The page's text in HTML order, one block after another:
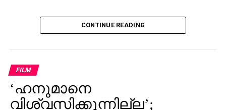
ശബരിമല സ്വര്‍ണക്കൊള്ളയില്‍ മുഖ്യമന്ത്രി
പിണറായി വിജയന്‍ എന്തുകൊണ്ട് മൗനം പാലിക്കുന്നു.
പാര്‍ട്ടിക്ക് ഒരു കുഴപ്പവുമില്ലെന്ന് പറയാന്‍ എം.വി
ഗോവിന്ദന് മാത്രമേ കഴിയൂവെന്നും വി.ഡി സതീശന്‍
പരിഹസിച്ചു. എന്തുകൊണ്ട് ദേവസ്വം ബോര്‍ഡ്
പോറ്റിക്കെതിരെ പരാതി നല്‍കിയില്ലെന്നും പോറ്റി
കുടുങ്ങിയാല്‍ പലരും കുടുങ്ങും എന്ന് സിപിഎമ്മിന്
CONTINUE READING
FILM
‘ഹനുമാനെ
വിശ്വസിക്കുന്നില്ല’;